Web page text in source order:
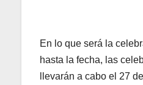
En lo que será la
hasta la fecha, las
llevarán a cabo el 27